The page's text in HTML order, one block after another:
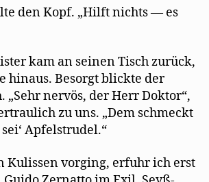
den Kopf. „Hilft nichts — es
kam an seinen Tisch zurück,
hinaus. Besorgt blickte der
„Sehr nervös, der Herr Doktor“,
zu uns. „Dem schmeckt
Apfelstrudel.“
Kulissen vorging, erfuhr ich erst